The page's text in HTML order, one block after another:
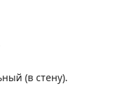
(в стену).